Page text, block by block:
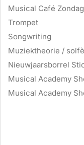
Musical Café Zondag
Trompet
Songwriting
Muziektheorie /
Nieuwjaarsborrel
Musical Academy
Musical Academy